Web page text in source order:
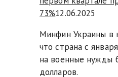
73%12.06.2025
Минфин Украины в
что страна с
на военные нужды
долларов.